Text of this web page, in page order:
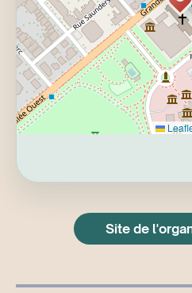
Site de